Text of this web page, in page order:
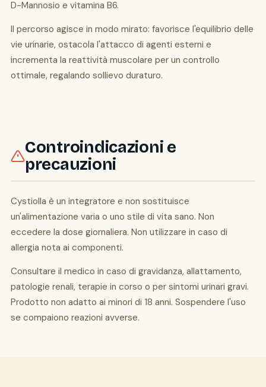
D-Mannosio e vitamina B6.
Il percorso agisce in modo mirato: favorisce l'equilibrio delle
vie urinarie, ostacola l'attacco di agenti esterni e
incrementa la reattività muscolare per un controllo
ottimale, regalando sollievo duraturo.
Controindicazioni e
precauzioni
Cystiolla è un integratore e non sostituisce
un'alimentazione varia o uno stile di vita sano. Non
eccedere la dose giornaliera. Non utilizzare in caso di
allergia nota ai componenti.
Consultare il medico in caso di gravidanza, allattamento,
patologie renali, terapie in corso o per sintomi urinari gravi.
Prodotto non adatto ai minori di 18 anni. Sospendere l'uso
se compaiono reazioni avverse.